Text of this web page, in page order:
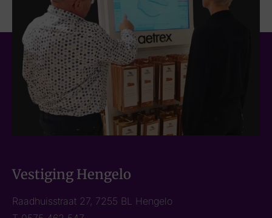
Vestiging Hengelo
Raadhuisstraat 27, 7255 BL Hengelo